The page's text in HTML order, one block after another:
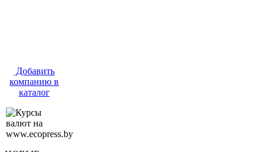
Добавить
компанию в
каталог